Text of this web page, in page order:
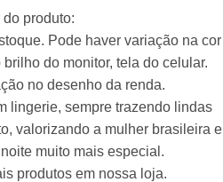
produto:
Pode haver variação na cor
do monitor, tela do celular.
no desenho da renda.
lingerie, sempre trazendo lindas
valorizando a mulher brasileira e
muito mais especial.
produtos em nossa loja.